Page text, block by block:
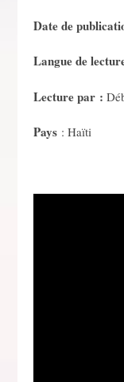
Date de
Langue de
Lecture par :
Pays : Haïti